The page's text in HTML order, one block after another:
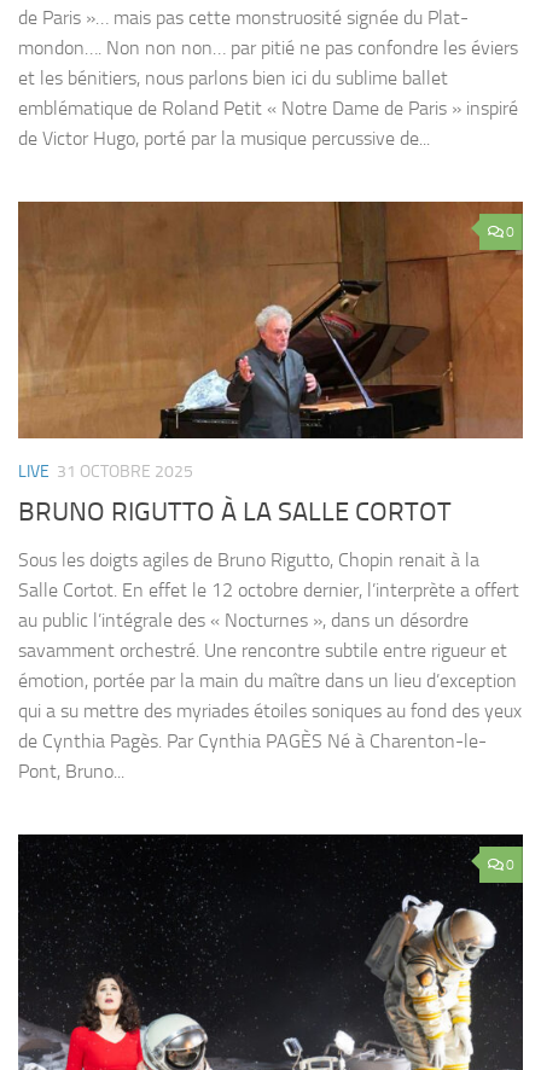
de Paris »… mais pas cette monstruosité signée du Plat-
mondon…. Non non non… par pitié ne pas confondre les éviers
et les bénitiers, nous parlons bien ici du sublime ballet
emblématique de Roland Petit « Notre Dame de Paris » inspiré
de Victor Hugo, porté par la musique percussive de...
0
LIVE 31 OCTOBRE 2025
BRUNO RIGUTTO À LA SALLE CORTOT
Sous les doigts agiles de Bruno Rigutto, Chopin renait à la
Salle Cortot. En effet le 12 octobre dernier, l’interprète a offert
au public l’intégrale des « Nocturnes », dans un désordre
savamment orchestré. Une rencontre subtile entre rigueur et
émotion, portée par la main du maître dans un lieu d’exception
qui a su mettre des myriades étoiles soniques au fond des yeux
de Cynthia Pagès. Par Cynthia PAGÈS Né à Charenton-le-
Pont, Bruno...
0